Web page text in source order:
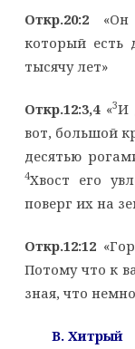
Откр.20:2«Он
который есть
тысячу лет»
Откр.12:3,4«3И
вот, большой
десятью
4Хвост его
поверг их на
Откр.12:12
Потому что к
зная, что
B. Хитрый